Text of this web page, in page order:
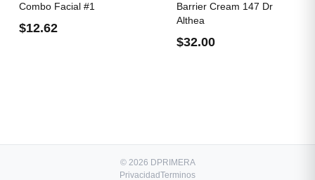
Combo Facial #1
$12.62
Barrier Cream 147 Dr
Althea
$32.00
© 2026 DPRIMERA
PrivacidadTerminos